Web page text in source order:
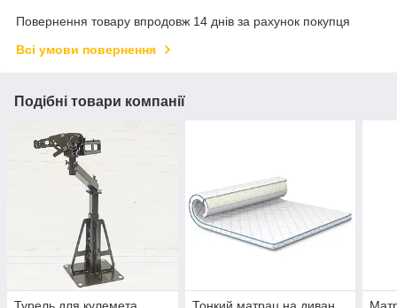
Повернення товару впродовж 14 днів за рахунок покупця
Всі умови повернення
Подібні товари компанії